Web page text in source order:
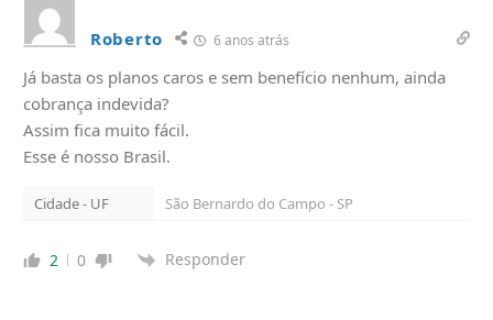
Roberto 6 anos atrás
Já basta os planos caros e sem benefício nenhum, ainda
cobrança indevida?
Assim fica muito fácil.
Esse é nosso Brasil.
Cidade - UF São Bernardo do Campo - SP
2 0 Responder